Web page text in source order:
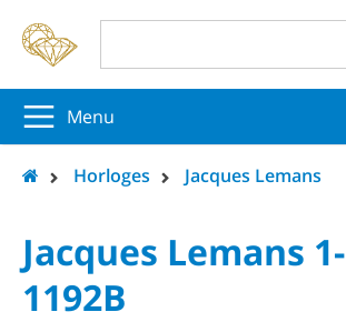
Menu
Horloges Jacques Lemans
Jacques Lemans 1-
1192B